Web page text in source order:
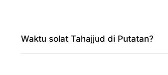
Waktu solat Tahajjud di Putatan?